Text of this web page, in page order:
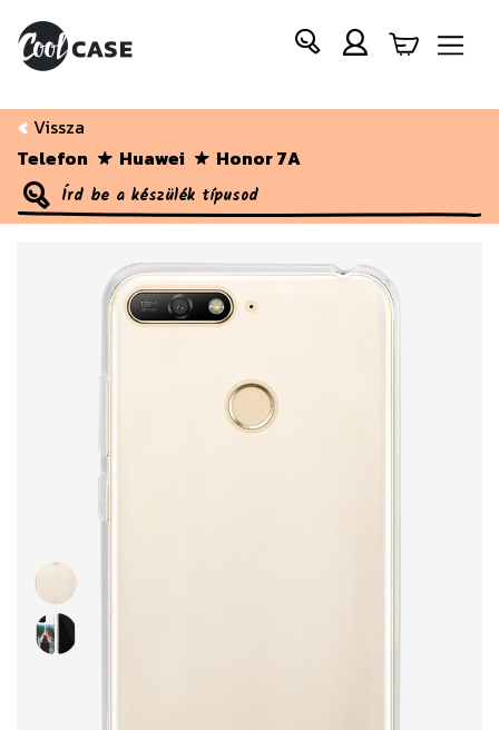
Vissza
Telefon
Huawei Honor 7A